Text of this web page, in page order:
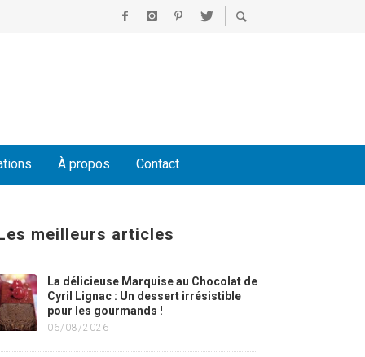
À propos Contact
meilleurs articles
La délicieuse Marquise au Chocolat de
Cyril Lignac : Un dessert irrésistible
pour les gourmands !
06/08/2026